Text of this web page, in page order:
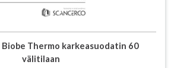
Biobe Thermo karkeasuodatin 60
välitilaan